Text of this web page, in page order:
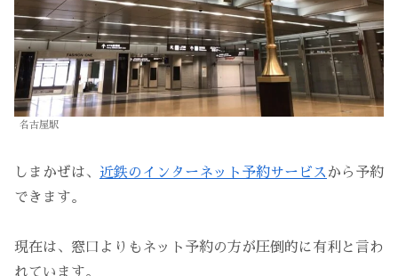
名古屋駅
しまかぜは、 近鉄のインターネット予約サービス から予約
できます。
現在は、窓口よりもネット予約の方が圧倒的に有利と言わ
れています。